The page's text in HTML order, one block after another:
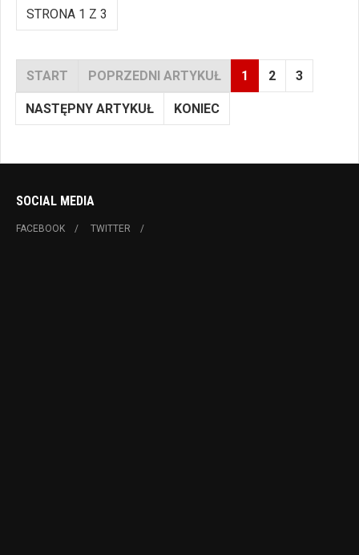
STRONA 1 Z 3
START POPRZEDNI ARTYKUŁ 1 2 3
NASTĘPNY ARTYKUŁ KONIEC
SOCIAL MEDIA
FACEBOOK TWITTER